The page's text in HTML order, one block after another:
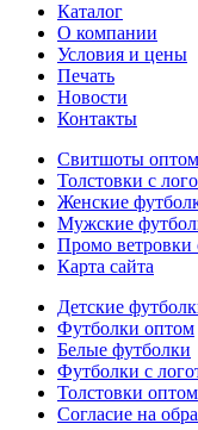
Каталог
О компании
Условия и цены
Печать
Новости
Контакты
Свитшоты оптом
Толстовки с
Женские
Мужские
Промо ветровки
Карта сайта
Детские
Футболки оптом
Белые футболки
Футболки с
Толстовки оптом
Согласие на